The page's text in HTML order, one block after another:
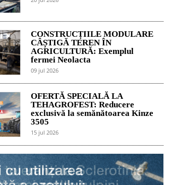
CONSTRUCȚIILE MODULARE
CÂȘTIGĂ TEREN ÎN
AGRICULTURĂ: Exemplul
fermei Neolacta
09 jul 2026
OFERTĂ SPECIALĂ LA
TEHAGROFEST: Reducere
exclusivă la semănătoarea Kinze
3505
15 jul 2026